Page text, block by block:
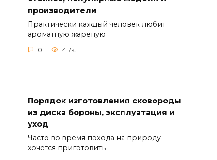
производители
Практически каждый человек любит
ароматную жареную
0 4.7к.
Порядок изготовления сковороды
из диска бороны, эксплуатация и
уход
Часто во время похода на природу
хочется приготовить